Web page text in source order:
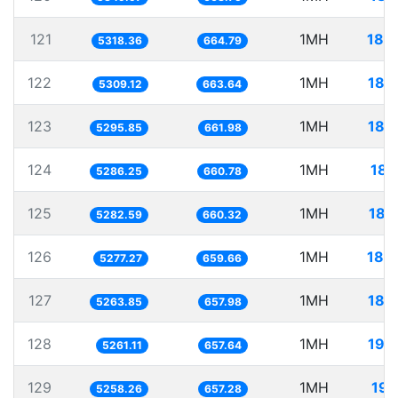
121 5318.36 664.79 1MH
122 5309.12 663.64 1MH
123 5295.85 661.98 1MH
124 5286.25 660.78 1MH
125 5282.59 660.32 1MH
126 5277.27 659.66 1MH
127 5263.85 657.98 1MH
128 5261.11 657.64 1MH
129 5258.26 657.28 1MH